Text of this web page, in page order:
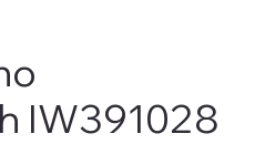
IW391028